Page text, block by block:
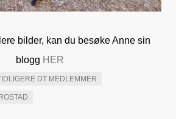
bilder, kan du besøke Anne sin
blogg HER
DT MEDLEMMER